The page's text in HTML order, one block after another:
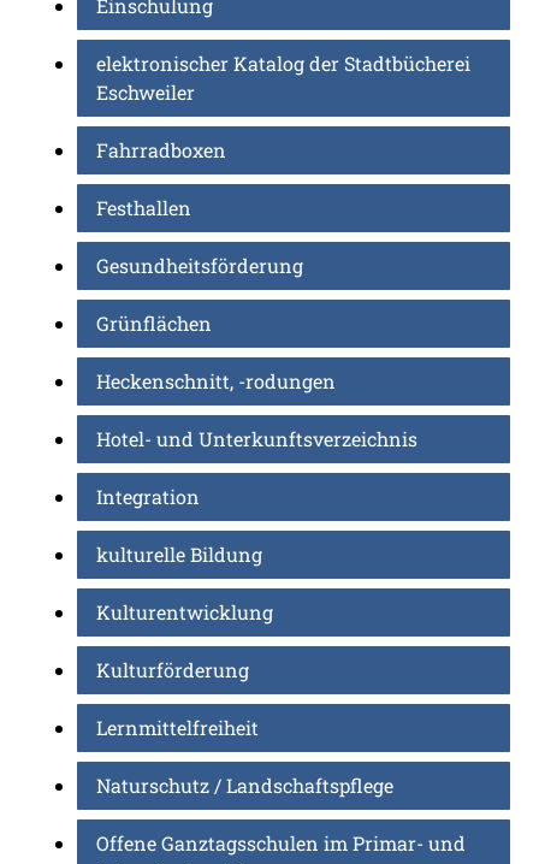
Einschulung
elektronischer Katalog der Stadtbücherei
Eschweiler
Fahrradboxen
Festhallen
Gesundheitsförderung
Grünflächen
Heckenschnitt, -rodungen
Hotel- und Unterkunftsverzeichnis
Integration
kulturelle Bildung
Kulturentwicklung
Kulturförderung
Lernmittelfreiheit
Naturschutz / Landschaftspflege
Offene Ganztagsschulen im Primar- und